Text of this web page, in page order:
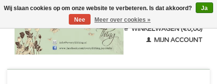
WINKELWAGEN (€0,00)
MIJN ACCOUNT
Wij slaan cookies op om onze website te verbeteren. Is dat akkoord?
Ja
Nee
Meer over cookies »